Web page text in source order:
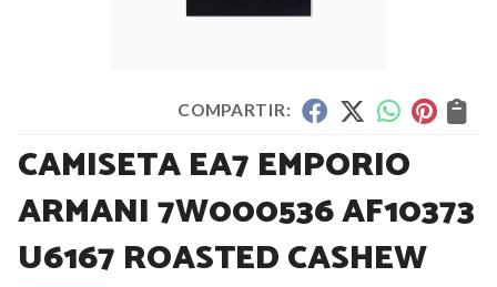
COMPARTIR:
CAMISETA EA7 EMPORIO
ARMANI 7W000536 AF10373
U6167 ROASTED CASHEW